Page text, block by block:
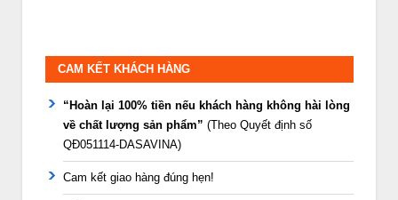
CAM KẾT KHÁCH HÀNG
“Hoàn lại 100% tiền nếu khách hàng không hài lòng
về chất lượng sản phẩm” (Theo Quyết định số
QĐ051114-DASAVINA)
Cam kết giao hàng đúng hẹn!